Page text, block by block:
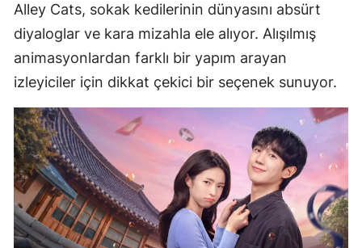
Alley Cats, sokak kedilerinin dünyasını absürt
diyaloglar ve kara mizahla ele alıyor. Alışılmış
animasyonlardan farklı bir yapım arayan
izleyiciler için dikkat çekici bir seçenek sunuyor.